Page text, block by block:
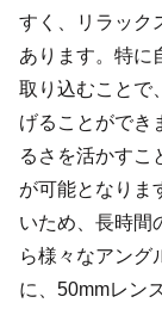
すく、リラック
あります。特に
取り込むことで
げることができ
るさを活かすこ
が可能となりま
いため、長時間
ら様々なアング
に、50mmレン